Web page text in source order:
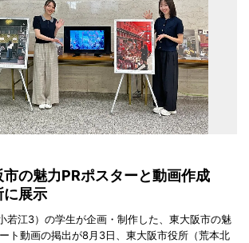
市の魅力PRポスターと動画作成
に展示
若江3）の学生が企画・制作した、東大阪市の魅
ト動画の掲出が8月3日、東大阪市役所（荒本北